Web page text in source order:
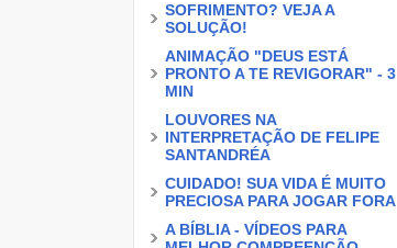
SOFRIMENTO? VEJA A
SOLUÇÃO!
ANIMAÇÃO "DEUS ESTÁ
PRONTO A TE REVIGORAR" - 3
MIN
LOUVORES NA
INTERPRETAÇÃO DE FELIPE
SANTANDRÉA
CUIDADO! SUA VIDA É MUITO
PRECIOSA PARA JOGAR FORA
A BÍBLIA - VÍDEOS PARA